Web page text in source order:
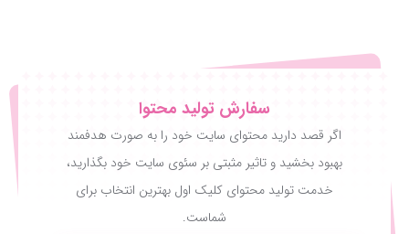
سفارش تولید محتوا
اگر قصد دارید محتوای سایت خود را به صورت هدفمند
بهبود بخشید و تاثیر مثبتی بر سئوی سایت خود بگذارید،
خدمت تولید محتوای کلیک اول بهترین انتخاب برای
شماست.